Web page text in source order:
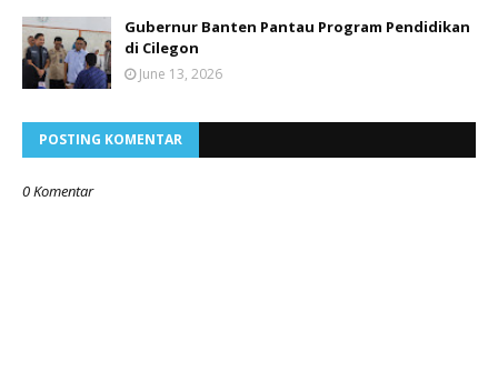
Gubernur Banten Pantau Program Pendidikan
di Cilegon
June 13, 2026
POSTING KOMENTAR
0 Komentar